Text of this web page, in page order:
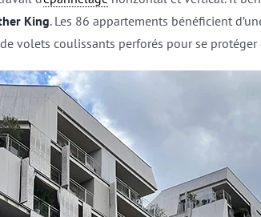
King. Les 86 appartements bénéficient
volets coulissants perforés pour se